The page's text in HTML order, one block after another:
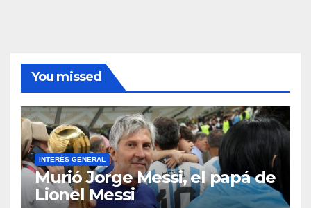
You missed
INTERÉS GENERAL
Murió Jorge Messi, el papá de
Lionel Messi